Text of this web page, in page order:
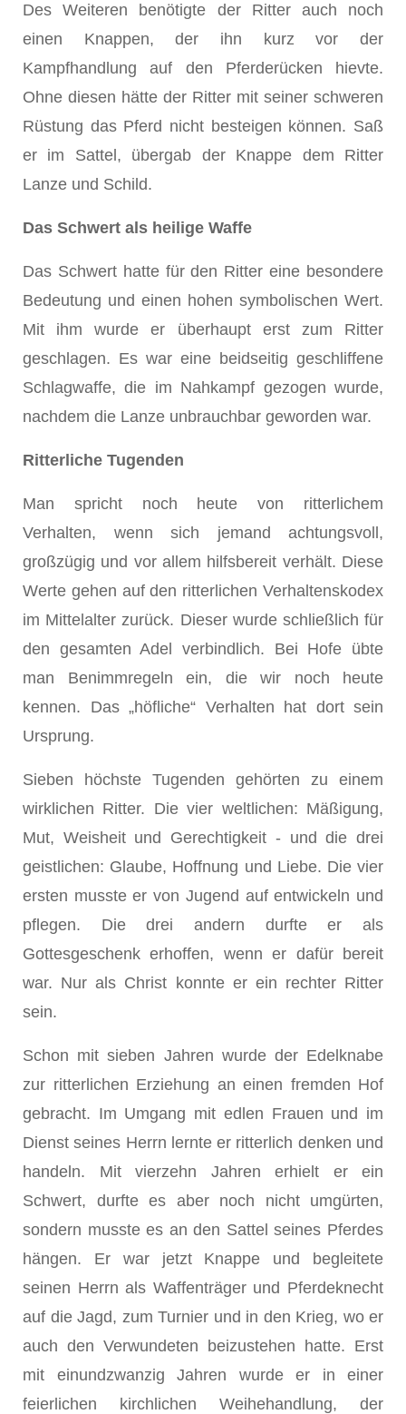
Des Weiteren benötigte der Ritter auch noch
einen Knappen, der ihn kurz vor der
Kampfhandlung auf den Pferderücken hievte.
Ohne diesen hätte der Ritter mit seiner schweren
Rüstung das Pferd nicht besteigen können. Saß
er im Sattel, übergab der Knappe dem Ritter
Lanze und Schild.
Das Schwert als heilige Waffe
Das Schwert hatte für den Ritter eine besondere
Bedeutung und einen hohen symbolischen Wert.
Mit ihm wurde er überhaupt erst zum Ritter
geschlagen. Es war eine beidseitig geschliffene
Schlagwaffe, die im Nahkampf gezogen wurde,
nachdem die Lanze unbrauchbar geworden war.
Ritterliche Tugenden
Man spricht noch heute von ritterlichem
Verhalten, wenn sich jemand achtungsvoll,
großzügig und vor allem hilfsbereit verhält. Diese
Werte gehen auf den ritterlichen Verhaltenskodex
im Mittelalter zurück. Dieser wurde schließlich für
den gesamten Adel verbindlich. Bei Hofe übte
man Benimmregeln ein, die wir noch heute
kennen. Das „höfliche“ Verhalten hat dort sein
Ursprung.
Sieben höchste Tugenden gehörten zu einem
wirklichen Ritter. Die vier weltlichen: Mäßigung,
Mut, Weisheit und Gerechtigkeit - und die drei
geistlichen: Glaube, Hoffnung und Liebe. Die vier
ersten musste er von Jugend auf entwickeln und
pflegen. Die drei andern durfte er als
Gottesgeschenk erhoffen, wenn er dafür bereit
war. Nur als Christ konnte er ein rechter Ritter
sein.
Schon mit sieben Jahren wurde der Edelknabe
zur ritterlichen Erziehung an einen fremden Hof
gebracht. Im Umgang mit edlen Frauen und im
Dienst seines Herrn lernte er ritterlich denken und
handeln. Mit vierzehn Jahren erhielt er ein
Schwert, durfte es aber noch nicht umgürten,
sondern musste es an den Sattel seines Pferdes
hängen. Er war jetzt Knappe und begleitete
seinen Herrn als Waffenträger und Pferdeknecht
auf die Jagd, zum Turnier und in den Krieg, wo er
auch den Verwundeten beizustehen hatte. Erst
mit einundzwanzig Jahren wurde er in einer
feierlichen kirchlichen Weihehandlung, der